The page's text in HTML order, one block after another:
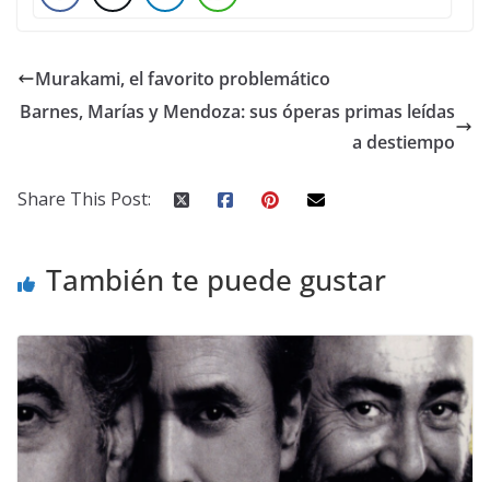
Murakami, el favorito problemático
Barnes, Marías y Mendoza: sus óperas primas leídas
a destiempo
Share This Post:
También te puede gustar